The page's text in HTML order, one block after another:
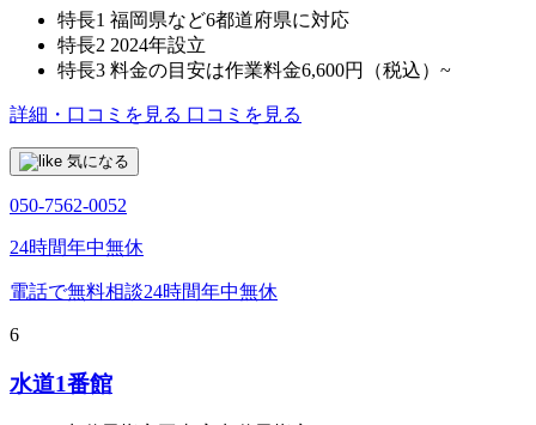
特長1 福岡県など6都道府県に対応
特長2 2024年設立
特長3 料金の目安は作業料金6,600円（税込）~
詳細・口コミを見る 口コミを見る
気になる
050-7562-0052
24時間年中無休
電話で無料相談24時間年中無休
6
水道1番館